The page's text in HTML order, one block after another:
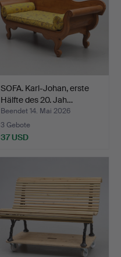
SOFA. Karl-Johan, erste
Hälfte des 20. Jah…
Beendet 14. Mai 2026
3 Gebote
37 USD